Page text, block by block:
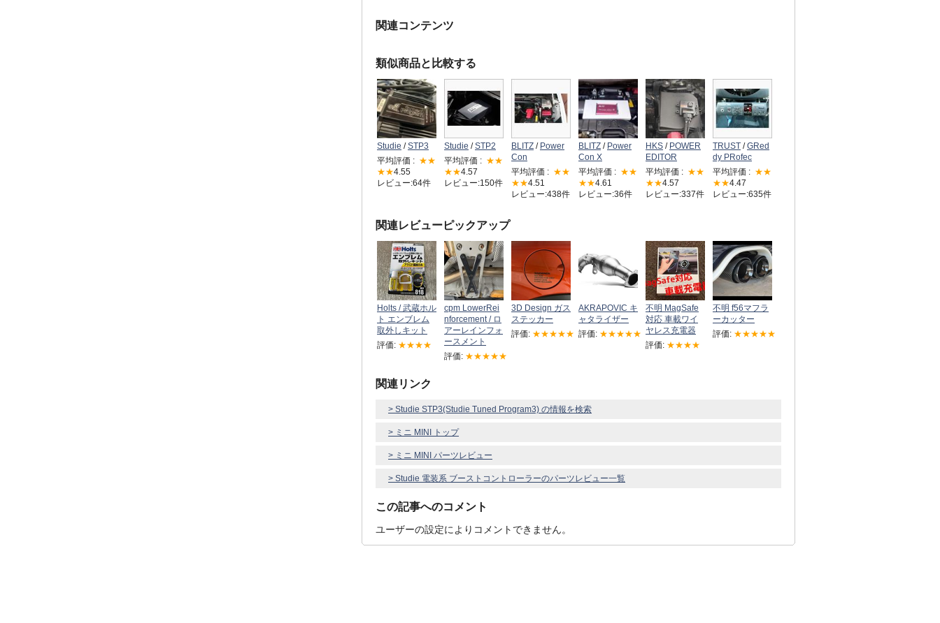
関連コンテンツ
類似商品と比較する
Studie /STP3
平均評価 : ★★
★★4.55
レビュー:64件
Studie /STP2
平均評価 : ★★
★★4.57
レビュー:150件
BLITZ / Power
Con
平均評価 : ★★
★★4.51
レビュー:438件
BLITZ / Power
Con X
平均評価 : ★★
★★4.61
レビュー:36件
HKS / POWER
EDITOR
平均評価 : ★★
★★4.57
レビュー:337件
TRUST /GRed
dy PRofec
平均評価 : ★★
★★4.47
レビュー:635件
関連レビューピックアップ
Holts / 武蔵ホル
ト エンブレム
取外しキット
評価: ★★★★
cpm LowerRei
nforcement / ロ
アーレインフォ
ースメント
評価: ★★★★★
3D Design ガス
ステッカー
評価: ★★★★★
AKRAPOVIC キ
ャタライザー
評価: ★★★★★
不明 MagSafe
対応 車載ワイ
ヤレス充電器
評価: ★★★★
不明 f56マフラ
ーカッター
評価: ★★★★★
関連リンク
> Studie STP3(Studie Tuned Program3) の情報を検索
> ミニ MINI トップ
> ミニ MINI パーツレビュー
> Studie 電装系 ブーストコントローラーのパーツレビュー一覧
この記事へのコメント
ユーザーの設定によりコメントできません。